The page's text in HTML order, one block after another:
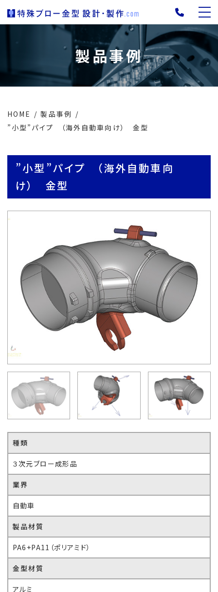
製品事例
HOME
製品事例
”小型”パイプ （海外自動車向け） 金型
”小型”パイプ （海外自動車向
け） 金型
種類
３次元ブロー成形品
業界
自動車
製品材質
PA6+PA11（ポリアミド）
金型材質
アルミ